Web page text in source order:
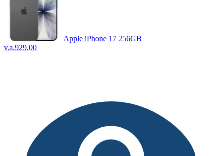
Apple iPhone 17 256GB
v.a.929,00